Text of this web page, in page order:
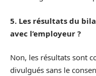
5. Les résultats du
avec l’employeur ?
Non, les résultats sont
divulgués sans le